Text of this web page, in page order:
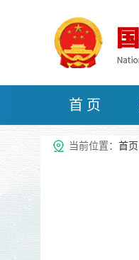
首 页
治沙频道
当前位置： 首页